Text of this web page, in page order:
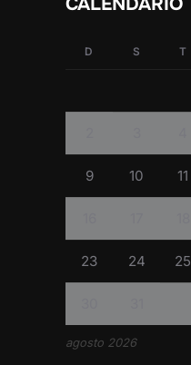
agosto 2026
D S T
9 10 11
23 24 25